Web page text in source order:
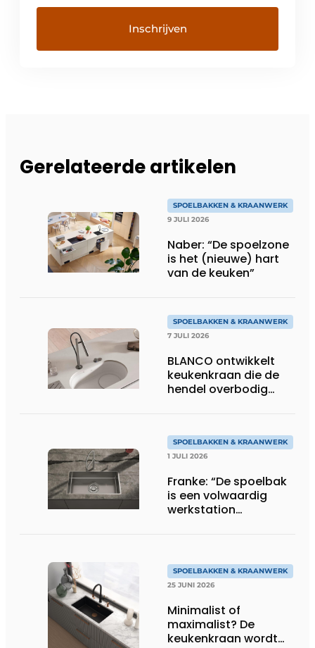
Gerelateerde artikelen
SPOELBAKKEN & KRAANWERK
9 JULI 2026
Naber: “De spoelzone
is het (nieuwe) hart
van de keuken”
SPOELBAKKEN & KRAANWERK
7 JULI 2026
BLANCO ontwikkelt
keukenkraan die de
hendel overbodig
SPOELBAKKEN & KRAANWERK
1 JULI 2026
Franke: “De spoelbak
is een volwaardig
werkstation
SPOELBAKKEN & KRAANWERK
25 JUNI 2026
Minimalist of
maximalist? De
keukenkraan wordt